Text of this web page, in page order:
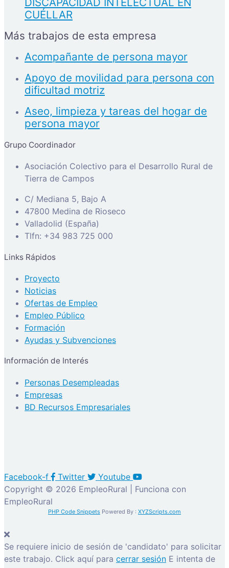
CUÉLLAR
Más trabajos de esta empresa
Acompañante de persona mayor
Apoyo de movilidad para persona con
dificultad motriz
Aseo, limpieza y tareas del hogar de
persona mayor
Grupo Coordinador
Asociación Colectivo para el Desarrollo Rural de
Tierra de Campos
C/ Mediana 5, Bajo A
47800 Medina de Rioseco
Valladolid (España)
Tlfn: +34 983 725 000
Links Rápidos
Proyecto
Noticias
Ofertas de Empleo
Empleo Público
Formación
Ayudas y Subvenciones
Información de Interés
Personas Desempleadas
Empresas
BD Recursos Empresariales
Facebook-f Twitter
Youtube
Copyright © 2026 EmpleoRural | Funciona con
EmpleoRural
PHP Code Snippets Powered By : XYZScripts.com
Se requiere inicio de sesión de 'candidato' para solicitar
este trabajo. Click aquí para cerrar sesión E intenta de